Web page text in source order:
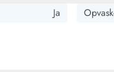
Kontakt Hvide
Ja